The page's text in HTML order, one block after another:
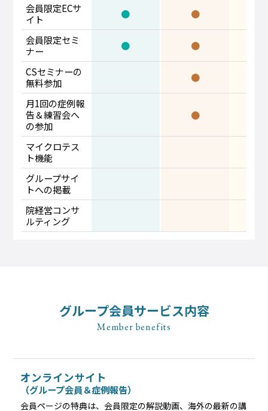
会員限定ECサ
イト
● ●
会員限定セミ
ナー
● ●
CSセミナーの
無料参加
●
月1回の症例報
告＆練習会へ
の参加
●
マイクロテス
ト機能
グループサイ
トへの掲載
院経営コンサ
ルティング
グループ会員サービス内容
Member benefits
オンラインサイト
（グループ会員＆症例報告）
会員ページの特典は、会員限定の解説動画、海外の最新の講